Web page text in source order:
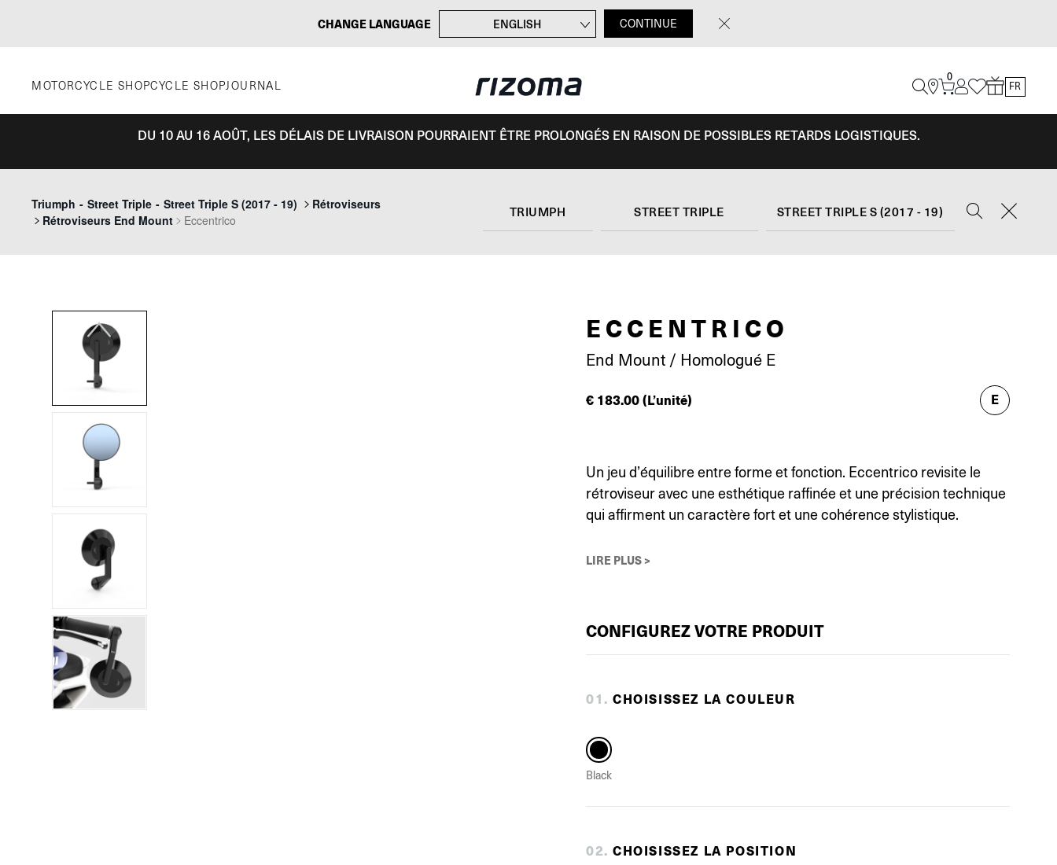
CHANGE LANGUAGE
ENGLISH
ITALIANO
CONTINUE
MOTORCYCLE SHOPCYCLE SHOPJOURNAL
0
FR
DU 10 AU 16 AOÛT, LES DÉLAIS DE LIVRAISON POURRAIENT ÊTRE PROLONGÉS EN RAISON DE POSSIBLES RETARDS LOGISTIQUES.
Triumph - Street Triple - Street Triple S (2017 - 19)
Rétroviseurs
Rétroviseurs End Mount
Eccentrico
TRIUMPH STREET TRIPLE STREET TRIPLE S (2017 - 19)
Previous
ECCENTRICO
End Mount / Homologué E
€ 183.00(L’unité) E
Un jeu d’équilibre entre forme et fonction. Eccentrico revisite le
rétroviseur avec une esthétique raffinée et une précision technique
qui affirment un caractère fort et une cohérence stylistique.
LIRE PLUS >
CONFIGUREZ VOTRE PRODUIT
01 . CHOISISSEZ LA COULEUR
Black
02. CHOISISSEZ LA POSITION